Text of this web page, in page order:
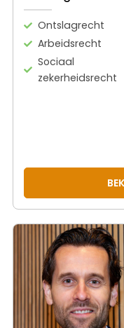
Ontslagrecht
Arbeidsrecht
Sociaal
zekerheidsrecht